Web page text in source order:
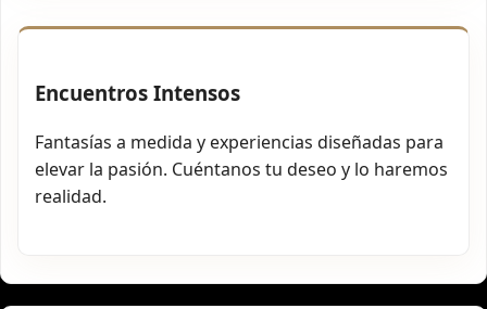
Encuentros Intensos
Fantasías a medida y experiencias diseñadas para
elevar la pasión. Cuéntanos tu deseo y lo haremos
realidad.